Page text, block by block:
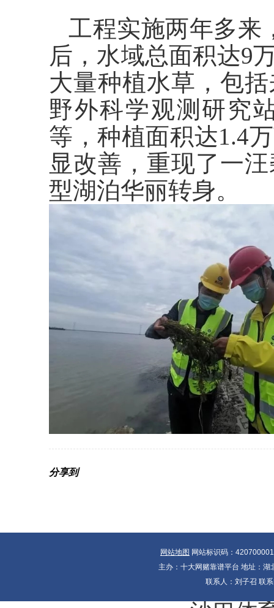
工程实施两年多来
后，水域总面积达9
大量种植水草，包
野外科学观测研究
等，种植面积达1.4
显改善，重现了一
型湖泊华丽转身。
分享到
网站地图 网站标识码：
主办：十大网赌靠谱平台 地址：
联系人：刘子召 联